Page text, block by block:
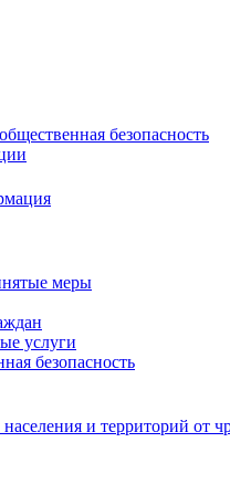
безопасность
меры
услуги
безопасность
и территорий от